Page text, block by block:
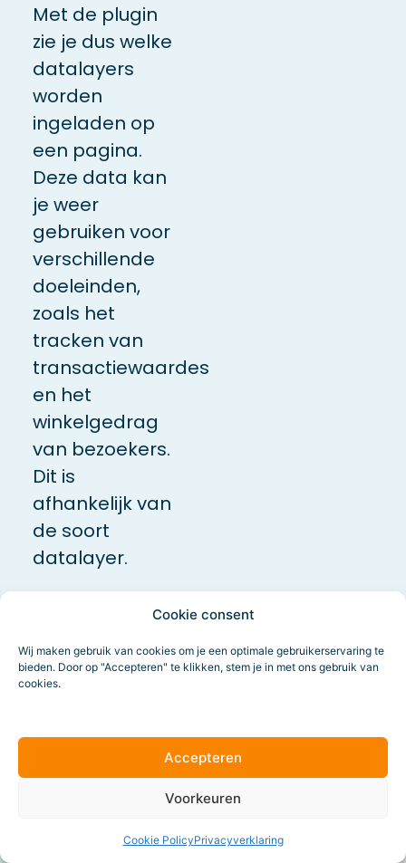
Cookie consent
Wij maken gebruik van cookies om je een optimale gebruikerservaring te
bieden. Door op "Accepteren" te klikken, stem je in met ons gebruik van
cookies.
Accepteren
Voorkeuren
Cookie PolicyPrivacyverklaring
Met de plugin
zie je dus welke
datalayers
worden
ingeladen op
een pagina.
Deze data kan
je weer
gebruiken voor
verschillende
doeleinden,
zoals het
tracken van
transactiewaardes
en het
winkelgedrag
van bezoekers.
Dit is
afhankelijk van
de soort
datalayer.
Ben je bekend
voorbeeldmodus
van
Eigenlijk is deze
tool een
weergave. Dus